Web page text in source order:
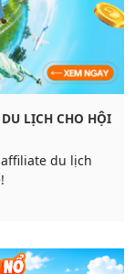
LỊCH CHO HỘI
du lịch